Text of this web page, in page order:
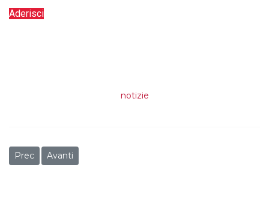
Aderisci
notizie
Articolo precedente: Sono solo algoritmi?
Prec Articolo successivo: Karem Rohana: “Israele sapeva
Avanti